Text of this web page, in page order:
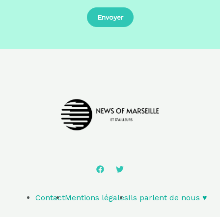
ContactMentions légalesIls parlent de nous ♥️